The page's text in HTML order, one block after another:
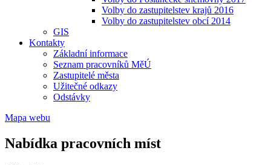
Volby do zastupitelstev krajů 2016
Volby do zastupitelstev obcí 2014
GIS
Kontakty
Základní informace
Seznam pracovníků MěÚ
Zastupitelé města
Užitečné odkazy
Odstávky
Mapa webu
Nabídka pracovních míst